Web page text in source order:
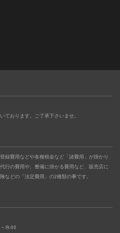
ております。ご了承下さいませ。
録費用などや各種税金など「諸費用」が掛かり
行の費用や、整備に掛かる費用など、販売店に
などの「法定費用」の2種類の事です。
19:00